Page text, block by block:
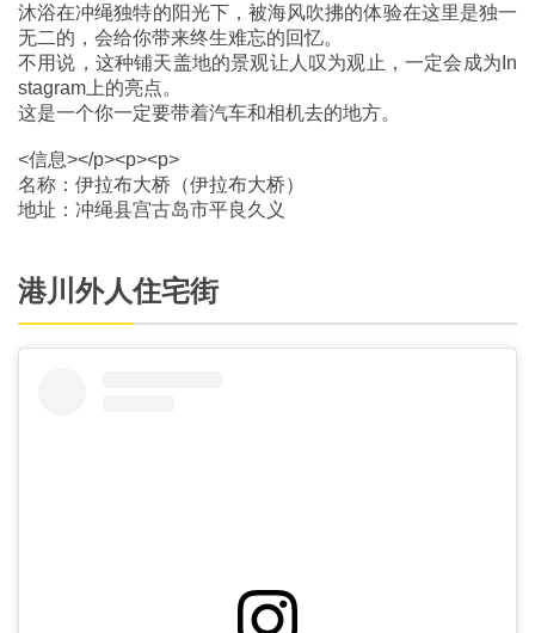
沐浴在冲绳独特的阳光下，被海风吹拂的体验在这里是独一
无二的，会给你带来终生难忘的回忆。
不用说，这种铺天盖地的景观让人叹为观止，一定会成为In
stagram上的亮点。
这是一个你一定要带着汽车和相机去的地方。
<信息></p><p><p>
名称：伊拉布大桥（伊拉布大桥）
地址：冲绳县宫古岛市平良久义
港川外人住宅街